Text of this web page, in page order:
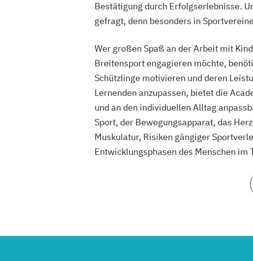
Bestätigung durch Erfolgserlebnisse.
gefragt, denn besonders in
Wer großen Spaß an der Arbeit mit
Breitensport engagieren möchte,
Schützlinge motivieren und deren
Lernenden anzupassen, bietet die
und an den individuellen Alltag
Sport, der Bewegungsapparat, das
Muskulatur, Risiken gängiger
Entwicklungsphasen des Menschen im